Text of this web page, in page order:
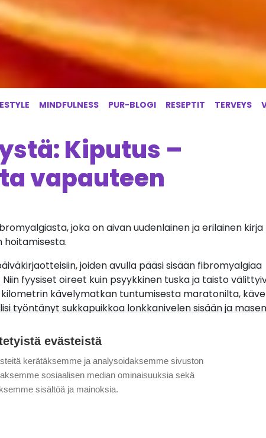
MINDFULNESS PUR-BLOGI RESEPTIT TERVEYS
Kiputus –
vapauteen
joka on aivan uudenlainen ja erilainen kirja
hoitamisesta.
joiden avulla pääsi sisään fibromyalgiaa
fyysiset oireet kuin psyykkinen tuska ja taisto
kävelymatkan tuntumisesta maratonilta,
työntänyt sukkapuikkoa lonkkanivelen sisään ja
tosiaan on kyse. Myös kuvaukset lääkärien
hurjilta.
oma kertomus. Kansien väliin on saatu
terveillekin ja erityisesti tietenkin fibromyalgiaa
ja yleisimpiä hoitotapoja. Erittäin
Tästä osiosta hyötyisivät varmastikin kaikki
Ravitsemusosiossa käsitellään fibrolle sopivaa
ja rasvat eli se mistä hyvä perus ruokavalio
evästeistä
kerätäksemme ja analysoidaksemme sivuston
sosiaalisen median ominaisuuksia sekä
sisältöä ja mainoksia.